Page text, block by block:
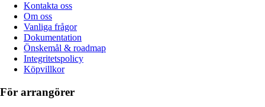
Kontakta oss
Om oss
Vanliga frågor
Dokumentation
Önskemål & roadmap
Integritetspolicy
Köpvillkor
För arrangörer